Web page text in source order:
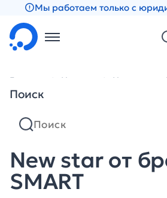
Мы работаем только с
Поиск
Главная Новости Новости за
New star от
SMART